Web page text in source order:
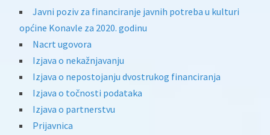
Javni poziv za financiranje javnih potreba u kulturi
općine Konavle za 2020. godinu
Nacrt ugovora
Izjava o nekažnjavanju
Izjava o nepostojanju dvostrukog financiranja
Izjava o točnosti podataka
Izjava o partnerstvu
Prijavnica